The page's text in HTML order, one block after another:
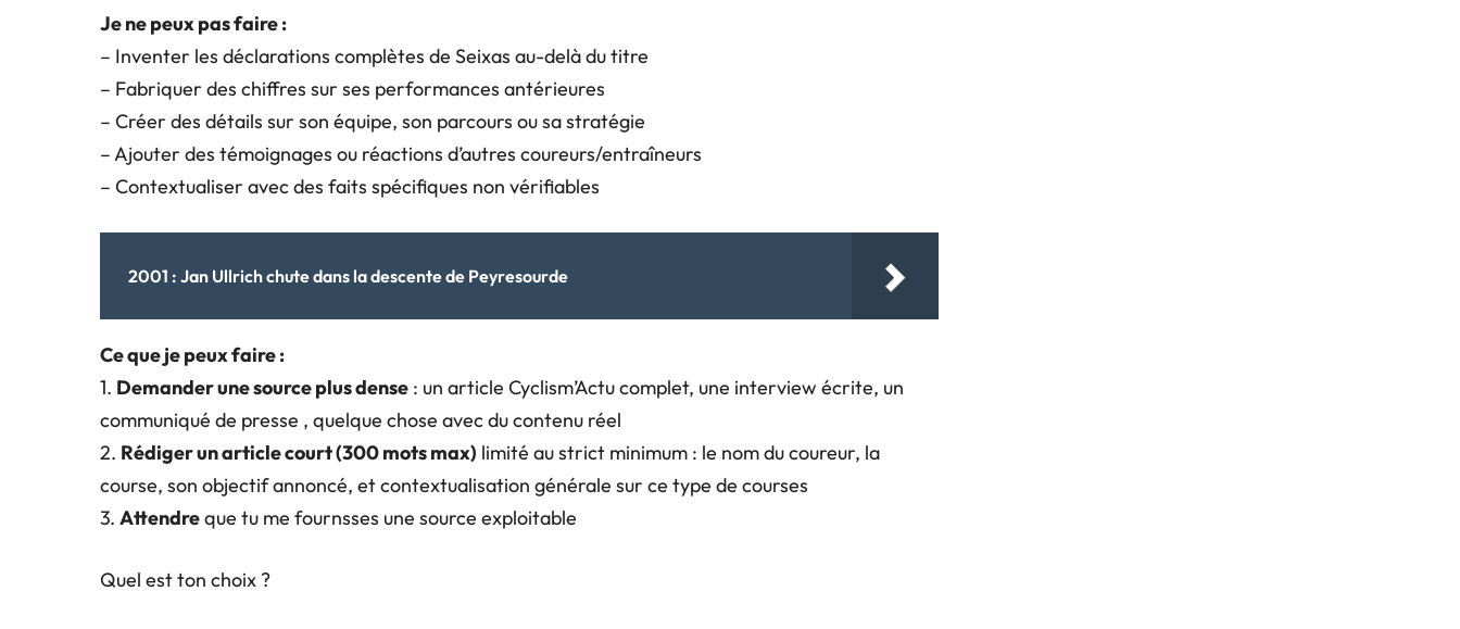
Je ne peux pas faire :
– Inventer les déclarations complètes de Seixas au-delà du titre
– Fabriquer des chiffres sur ses performances antérieures
– Créer des détails sur son équipe, son parcours ou sa stratégie
– Ajouter des témoignages ou réactions d’autres coureurs/entraîneurs
– Contextualiser avec des faits spécifiques non vérifiables
2001 : Jan Ullrich chute dans la descente de Peyresourde
Ce que je peux faire :
1. Demander une source plus dense : un article Cyclism’Actu complet, une interview écrite, un
communiqué de presse , quelque chose avec du contenu réel
2. Rédiger un article court (300 mots max) limité au strict minimum : le nom du coureur, la
course, son objectif annoncé, et contextualisation générale sur ce type de courses
3. Attendreque tu me fournsses une source exploitable
Quel est ton choix ?